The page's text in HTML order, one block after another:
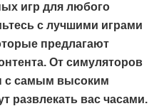
игр для любого
с лучшими играми
предлагают
От симуляторов
с самым высоким
развлекать вас часами.